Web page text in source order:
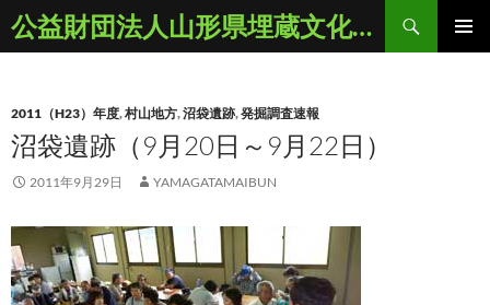
ン
ツ
へ
ッ
プ
公益財団法人山形県埋蔵文化財センター
検
索
2011（H23）年度,村山地方,沼袋遺跡,発掘調査速報
沼袋遺跡（9月20日～9月22日）
2011年9月29日 YAMAGATAMAIBUN